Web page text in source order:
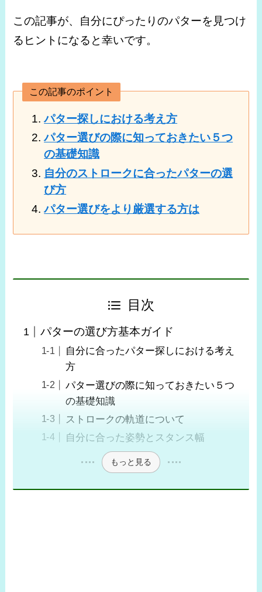
この記事が、自分にぴったりのパターを見つけ
るヒントになると幸いです。
この記事のポイント
パター探しにおける考え方
パター選びの際に知っておきたい５つ
の基礎知識
自分のストロークに合ったパターの選
び方
パター選びをより厳選する方は
目次
パターの選び方基本ガイド
自分に合ったパター探しにおける考え
方
パター選びの際に知っておきたい５つ
の基礎知識
ストロークの軌道について
自分に合った姿勢とスタンス幅
もっと見る